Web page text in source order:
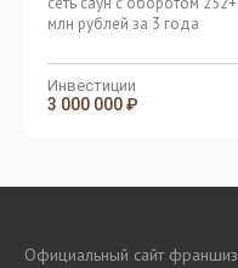
млн рублей за 3 года
Инвестиции
3 000 000 ₽
Официальный сайт франшиз